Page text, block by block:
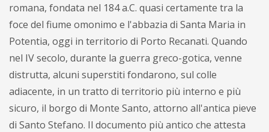
romana, fondata nel 184 a.C. quasi certamente tra la
foce del fiume omonimo e l'abbazia di Santa Maria in
Potentia, oggi in territorio di Porto Recanati. Quando
nel IV secolo, durante la guerra greco-gotica, venne
distrutta, alcuni superstiti fondarono, sul colle
adiacente, in un tratto di territorio più interno e più
sicuro, il borgo di Monte Santo, attorno all'antica pieve
di Santo Stefano. Il documento più antico che attesta